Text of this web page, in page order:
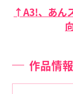
↑A3!、あん
作品情報